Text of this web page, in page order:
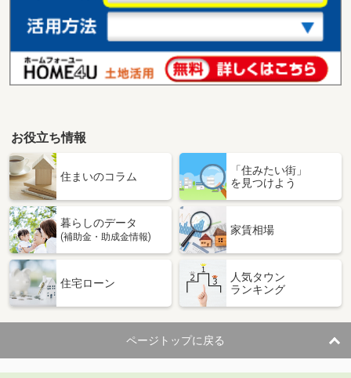
鹿児島県鹿児島市明和１丁目
1,500万円
住 所
鹿児島県鹿児島市明和１丁目
鹿児島県日置市吹上町中原
価 格
350万円
住 所
鹿児島県日置市吹上町中原
用途地域
土地面積 527.5m²
鹿児島県志布志市志布志町安楽
150万円
用途地域
無指定
お役立ち情報
住まいのコラム
「住みたい街」
を見つけよう
暮らしのデータ
(補助金・助成金情報)
家賃相場
住宅ローン
人気タウン
ランキング
ページトップに戻る